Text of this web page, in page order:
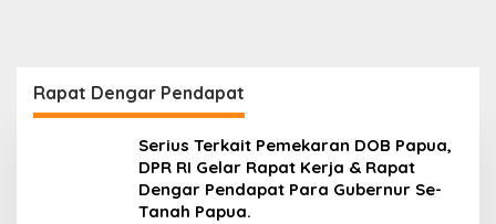
Rapat Dengar Pendapat
Serius Terkait Pemekaran DOB Papua,
DPR RI Gelar Rapat Kerja & Rapat
Dengar Pendapat Para Gubernur Se-
Tanah Papua.